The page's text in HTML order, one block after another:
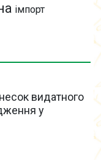
видатного
у
імпорт